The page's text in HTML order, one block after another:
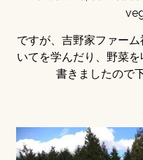
ですが、吉野家ファー
いてを学んだり、野菜
書きましたので